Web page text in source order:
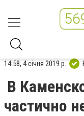
14:58, 4 січня 2019 р.
В
частично